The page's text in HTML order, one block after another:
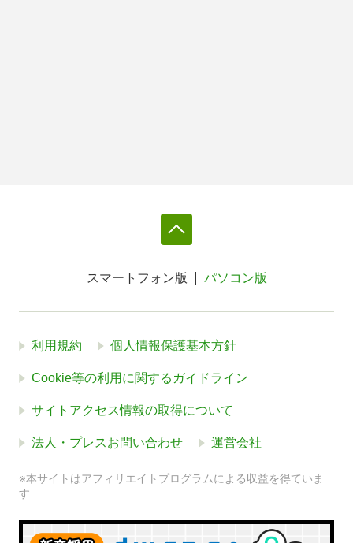
スマートフォン版 パソコン版
利用規約 個人情報保護基本方針
Cookie等の利用に関するガイドライン
サイトアクセス情報の取得について
法人・プレスお問い合わせ 運営会社
※本サイトはアフィリエイトプログラムによる収益を得ていま
す